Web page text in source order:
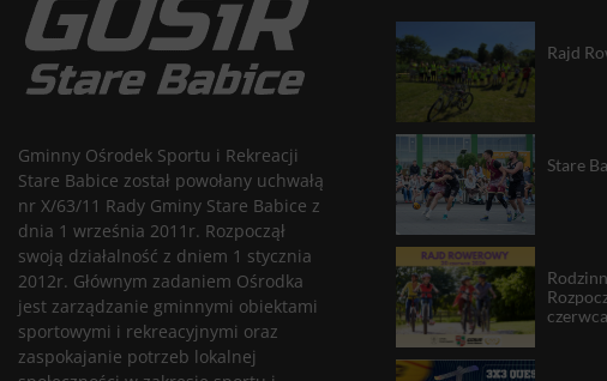
Gminny Ośrodek Sportu i Rekreacji
Stare Babice został powołany uchwałą
nr X/63/11 Rady Gminy Stare Babice z
dnia 1 września 2011r. Rozpoczął
swoją działalność z dniem 1 stycznia
2012r. Głównym zadaniem Ośrodka
jest zarządzanie gminnymi obiektami
sportowymi i rekreacyjnymi oraz
zaspokajanie potrzeb lokalnej
Rajd
Stare